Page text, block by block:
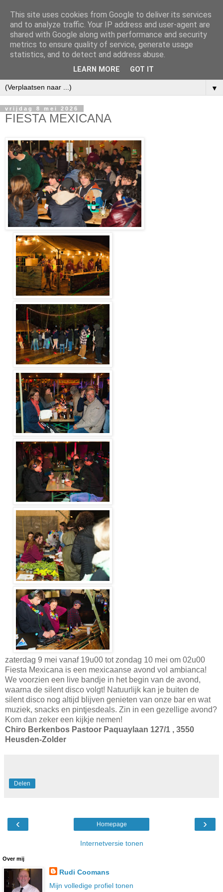
▼
vrijdag 8 mei 2026
FIESTA MEXICANA
zaterdag 9 mei vanaf 19u00 tot zondag 10 mei om 02u00
Fiesta Mexicana is een mexicaanse avond vol ambianca!
We voorzien een live bandje in het begin van de avond,
waarna de silent disco volgt! Natuurlijk kan je buiten de
silent disco nog altijd blijven genieten van onze bar en wat
muziek, snacks en pintjesdeals. Zin in een gezellige avond?
Kom dan zeker een kijkje nemen!
Chiro Berkenbos Pastoor Paquaylaan 127/1 , 3550
Heusden-Zolder
Delen
‹ ›
Homepage
Internetversie tonen
Over mij
Rudi Coomans
Mijn volledige profiel tonen
This site uses cookies from Google to deliver its services
and to analyze traffic. Your IP address and user-agent are
shared with Google along with performance and security
metrics to ensure quality of service, generate usage
statistics, and to detect and address abuse.
LEARN MORE GOT IT